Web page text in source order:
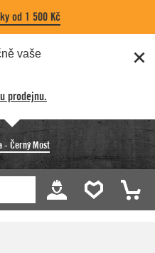
od 1 500 Kč
vaše
prodejnu.
- Černý Most